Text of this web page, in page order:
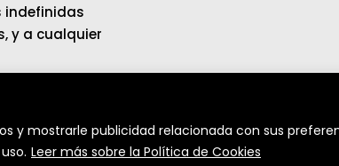
y mostrarle publicidad relacionada con sus
Leer más sobre la Política de Cookies
indefinidas
y a cualquier